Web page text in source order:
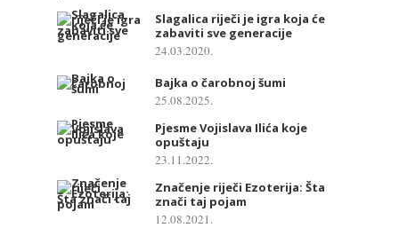
Slagalica riječi je igra koja će
zabaviti sve generacije
24.03.2020.
Bajka o čarobnoj šumi
25.08.2025.
Pjesme Vojislava Ilića koje
opuštaju
23.11.2022.
Značenje riječi Ezoterija: Šta
znači taj pojam
12.08.2021.